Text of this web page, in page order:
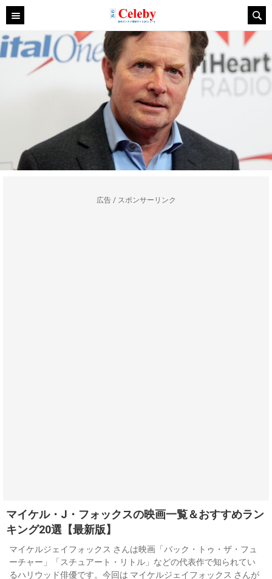
広告 / スポンサーリンク
マイケル・J・フォックスの映画一覧＆おすすめラン
キング20選【最新版】
マイケルジェイフォックス さんは映画「バック・トゥ・ザ・フュ
ーチャー」「スチュアート・リトル」などの代表作で知られてい
るハリウッド俳優です。今回は マイケルジェイフォックス さんが